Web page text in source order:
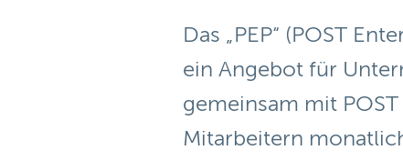
Das „PEP“ (POST
ein Angebot für
gemeinsam mit
Mitarbeitern